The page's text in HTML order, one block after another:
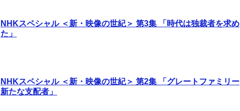
NHKスペシャル ＜新・映像の世紀＞ 第3集 「時代は独裁者を求め
た」
NHKスペシャル ＜新・映像の世紀＞ 第2集 「グレートファミリー
新たな支配者」